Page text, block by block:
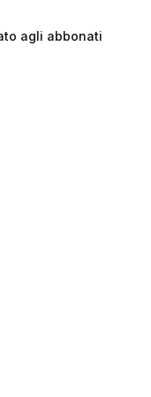
agli abbonati